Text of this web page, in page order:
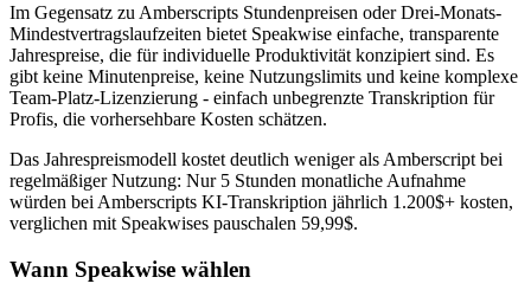
Im Gegensatz zu Amberscripts Stundenpreisen oder Drei-Monats-
Mindestvertragslaufzeiten bietet Speakwise einfache, transparente
Jahrespreise, die für individuelle Produktivität konzipiert sind. Es
gibt keine Minutenpreise, keine Nutzungslimits und keine komplexe
Team-Platz-Lizenzierung - einfach unbegrenzte Transkription für
Profis, die vorhersehbare Kosten schätzen.
Das Jahrespreismodell kostet deutlich weniger als Amberscript bei
regelmäßiger Nutzung: Nur 5 Stunden monatliche Aufnahme
würden bei Amberscripts KI-Transkription jährlich 1.200$+ kosten,
verglichen mit Speakwises pauschalen 59,99$.
Wann Speakwise wählen